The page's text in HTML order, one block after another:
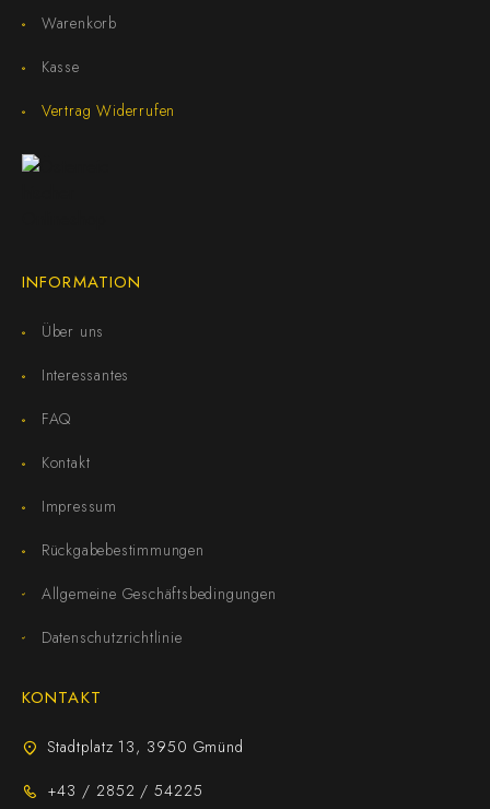
Warenkorb
Kasse
Vertrag Widerrufen
INFORMATION
Über uns
Interessantes
FAQ
Kontakt
Impressum
Rückgabebestimmungen
Allgemeine Geschäftsbedingungen
Datenschutzrichtlinie
KONTAKT
Stadtplatz 13, 3950 Gmünd
+43 / 2852 / 54225